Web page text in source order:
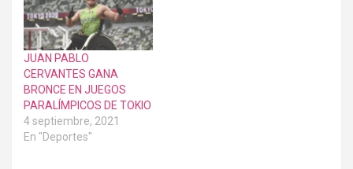
JUAN PABLO
CERVANTES GANA
BRONCE EN JUEGOS
PARALÍMPICOS DE TOKIO
4 septiembre, 2021
En "Deportes"